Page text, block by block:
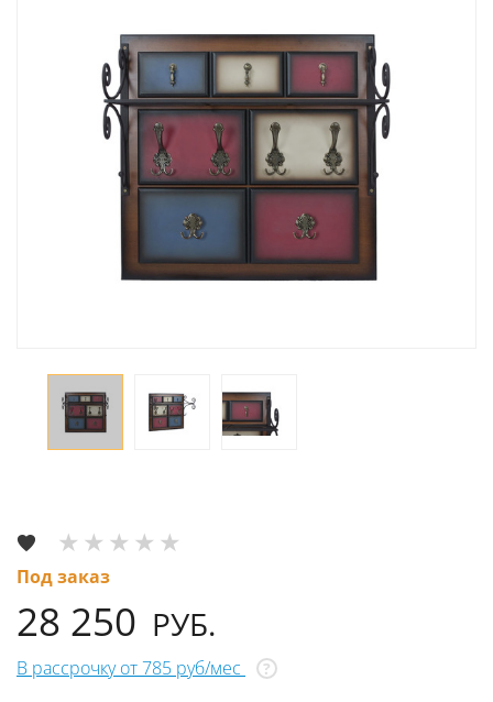
Под заказ
28 250 РУБ.
В рассрочку от 785 руб/мес ?